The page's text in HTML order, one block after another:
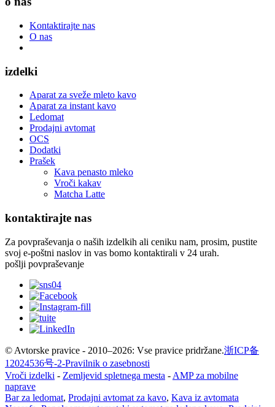
Kontaktirajte nas
O nas
izdelki
Aparat za sveže mleto kavo
Aparat za instant kavo
Ledomat
Prodajni avtomat
OCS
Dodatki
Prašek
Kava penasto mleko
Vroči kakav
Matcha Latte
kontaktirajte nas
Za povpraševanja o naših izdelkih ali ceniku nam, prosim, pustite
svoj e-poštni naslov in vas bomo kontaktirali v 24 urah.
pošlji povpraševanje
© Avtorske pravice - 2010–2026: Vse pravice pridržane.浙ICP备
12024536号-2-Pravilnik o zasebnosti
Vroči izdelki - Zemljevid spletnega mesta - AMP za mobilne
naprave
Bar za ledomat, Prodajni avtomat za kavo, Kava iz avtomata